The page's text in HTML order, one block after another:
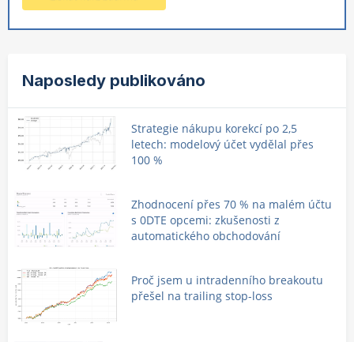
Naposledy publikováno
Strategie nákupu korekcí po 2,5
letech: modelový účet vydělal přes
100 %
Zhodnocení přes 70 % na malém účtu
s 0DTE opcemi: zkušenosti z
automatického obchodování
Proč jsem u intradenního breakoutu
přešel na trailing stop-loss